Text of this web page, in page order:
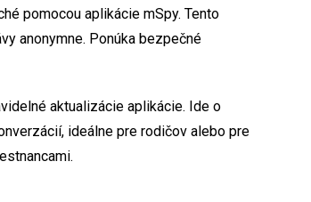
pomocou aplikácie mSpy. Tento
anonymne. Ponúka bezpečné
aktualizácie aplikácie. Ide o
ideálne pre rodičov alebo pre